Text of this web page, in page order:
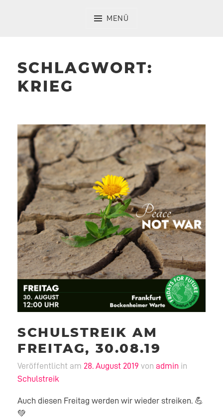
MENÜ
SCHLAGWORT:
KRIEG
SCHULSTREIK AM
FREITAG, 30.08.19
Veröffentlicht am 28. August 2019 von admin in
Schulstreik
Auch diesen Freitag werden wir wieder streiken. 💪
💚